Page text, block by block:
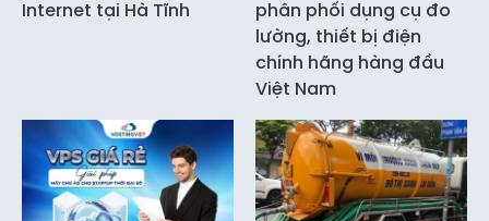
Internet tại Hà Tĩnh
phân phối dụng cụ đo
lường, thiết bị điện
chính hãng hàng đầu
Việt Nam